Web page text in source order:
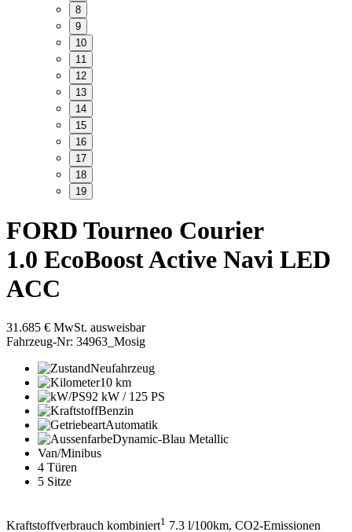
8
9
10
11
12
13
14
15
16
17
18
19
FORD Tourneo Courier
1.0 EcoBoost Active Navi LED
ACC
31.685 € MwSt. ausweisbar
Fahrzeug-Nr: 34963_Mosig
Neufahrzeug
10 km
92 kW / 125 PS
Benzin
Automatik
Dynamic-Blau Metallic
Van/Minibus
4 Türen
5 Sitze
Kraftstoffverbrauch kombiniert1 7.3 l/100km, CO2-Emissionen